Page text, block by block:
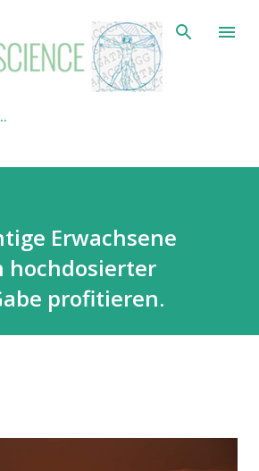
zum Hauptbereich
Erwachsene
hochdosierter
profitieren.